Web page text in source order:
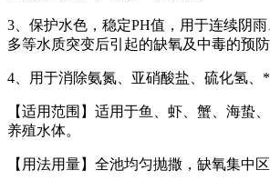
3、保护水色，稳定PH值，用于连续阴
多等水质突变后引起的缺氧及中毒的预防
4、用于消除氨氮、亚硝酸盐、硫化氢、*
【适用范围】适用于鱼、虾、蟹、海蛰
养殖水体。
【用法用量】全池均匀抛撒，缺氧集中